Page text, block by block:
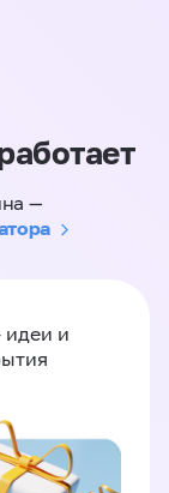
—
идеи и